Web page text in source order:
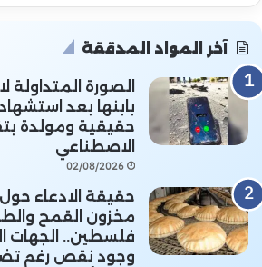
آخر المواد المدققة
الصورة
بابنها بعد
حقيقية ومولدة
الاصطناعي
02/08/2026
حقيقة الادعاء حول
مخزون القمح
فلسطين.. الجهات
وجود نقص رغم